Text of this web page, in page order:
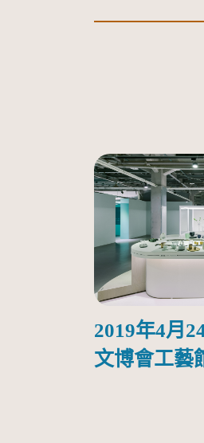
2019年4月
文博會工藝